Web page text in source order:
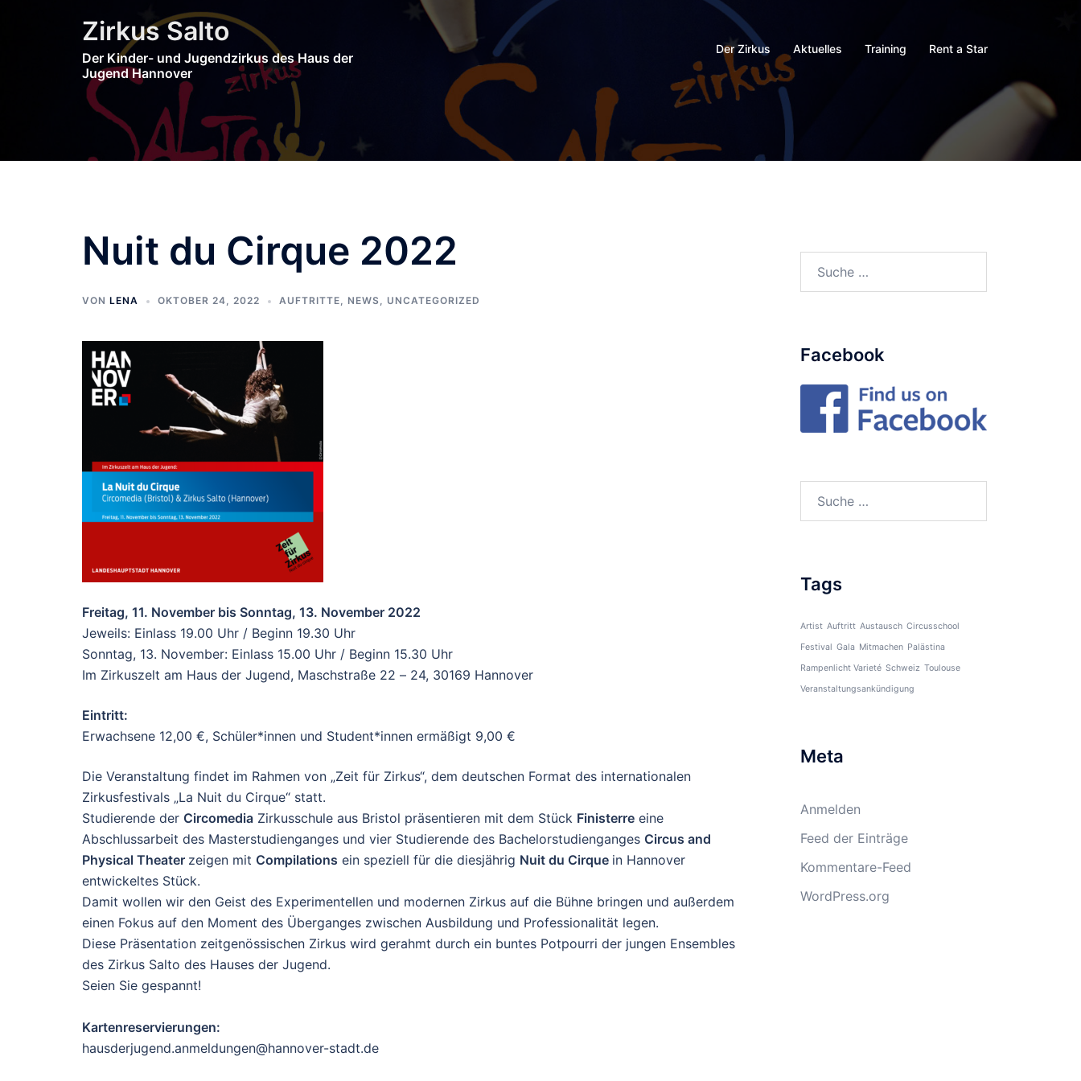
Zirkus Salto
Der Kinder- und Jugendzirkus des Haus der
Jugend Hannover
Der Zirkus Aktuelles Training Rent a Star
Nuit du Cirque 2022
VON LENA OKTOBER 24, 2022 AUFTRITTE, NEWS, UNCATEGORIZED
Freitag, 11. November bis Sonntag, 13. November 2022
Jeweils: Einlass 19.00 Uhr / Beginn 19.30 Uhr
Sonntag, 13. November: Einlass 15.00 Uhr / Beginn 15.30 Uhr
Im Zirkuszelt am Haus der Jugend, Maschstraße 22 – 24, 30169 Hannover
Eintritt:
Erwachsene 12,00 €, Schüler*innen und Student*innen ermäßigt 9,00 €
Die Veranstaltung findet im Rahmen von „Zeit für Zirkus“, dem deutschen Format des internationalen
Zirkusfestivals „La Nuit du Cirque“ statt.
Studierende der Circomedia Zirkusschule aus Bristol präsentieren mit dem Stück Finisterre eine
Abschlussarbeit des Masterstudienganges und vier Studierende des Bachelorstudienganges Circus and
Physical Theater zeigen mit Compilations ein speziell für die diesjährig Nuit du Cirque in Hannover
entwickeltes Stück.
Damit wollen wir den Geist des Experimentellen und modernen Zirkus auf die Bühne bringen und außerdem
einen Fokus auf den Moment des Überganges zwischen Ausbildung und Professionalität legen.
Diese Präsentation zeitgenössischen Zirkus wird gerahmt durch ein buntes Potpourri der jungen Ensembles
des Zirkus Salto des Hauses der Jugend.
Seien Sie gespannt!
Kartenreservierungen:
hausderjugend.anmeldungen@hannover-stadt.de
Facebook
nach:
Tags
Artist Auftritt Austausch Circusschool
Festival Gala Mitmachen Palästina
Rampenlicht Varieté Schweiz Toulouse
Veranstaltungsankündigung
Meta
Anmelden
Feed der Einträge
Kommentare-Feed
WordPress.org